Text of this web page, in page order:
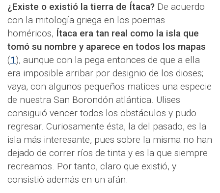
¿Existe o existió la tierra de Ítaca? De acuerdo
con la mitología griega en los poemas
homéricos, Ítaca era tan real como la isla que
tomó su nombre y aparece en todos los mapas
(1), aunque con la pega entonces de que a ella
era imposible arribar por designio de los dioses;
vaya, con algunos pequeños matices una especie
de nuestra San Borondón atlántica. Ulises
consiguió vencer todos los obstáculos y pudo
regresar. Curiosamente ésta, la del pasado, es la
isla más interesante, pues sobre la misma no han
dejado de correr ríos de tinta y es la que siempre
recreamos. Por tanto, claro que existió, y
consistió además en un afán.